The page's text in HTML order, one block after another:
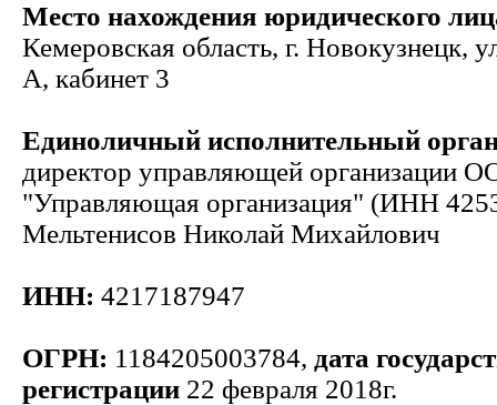
Место нахождения юридического
Кемеровская область, г. Новокузнецк,
А, кабинет 3
Единоличный исполнительный
директор управляющей организации
"Управляющая организация" (ИНН
Мельтенисов Николай Михайлович
ИНН: 4217187947
ОГРН: 1184205003784, дата
регистрации 22 февраля 2018г.